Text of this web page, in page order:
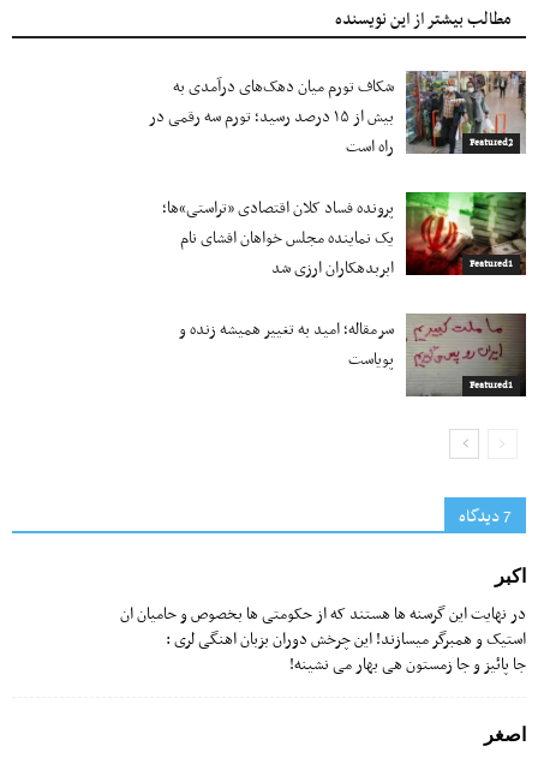
مطالب بیشتر از این نویسنده
Featured2
شکاف تورم میان دهک‌های درآمدی به
بیش از ۱۵ درصد رسید؛ تورم سه رقمی در
راه است
Featured1
پرونده فساد کلان اقتصادی «تراستی»ها؛
یک نماینده مجلس خواهان افشای نام
ابربدهکاران ارزی شد
Featured1
سرمقاله؛ امید به تغییر همیشه زنده و
پویاست
7 دیدگاه‌
اکبر
در نهایت این گرسنه ها هستند که از حکومتی ها بخصوص و حامیان ان
استیک و همبرگر میسازند! این چرخش دوران بزبان اهنگی لری :
جا پائیز و جا زمستون هی بهار می نشینه!
اصغر